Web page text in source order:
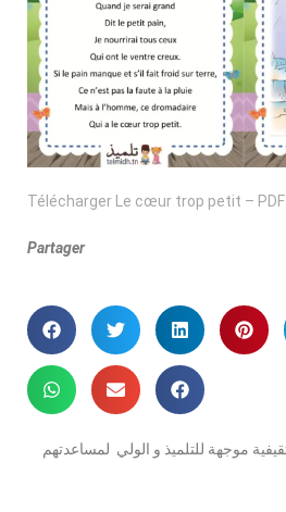
Télécharger Le cœur trop petit – PDF
Partager
موجهة للتلميذ و الولي لمساعدتهم